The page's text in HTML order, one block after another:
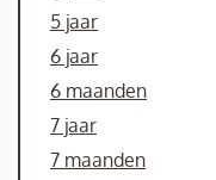
5 jaar
6 jaar
6 maanden
7 jaar
7 maanden